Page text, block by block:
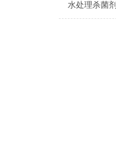
水处理杀菌剂